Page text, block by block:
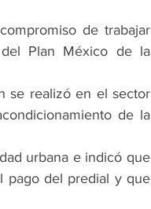
de trabajar
Plan México de la
se realizó en el sector
de la
urbana e indicó que
pago del predial y que